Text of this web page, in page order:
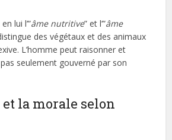
lui l’”âme nutritive” et l’”âme
des végétaux et des animaux
L’homme peut raisonner et
seulement gouverné par son
la morale selon